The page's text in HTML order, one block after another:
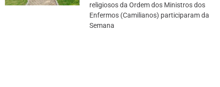
religiosos da Ordem dos Ministros dos
Enfermos (Camilianos) participaram da
Semana